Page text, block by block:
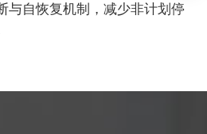
与自恢复机制，减少非计划停